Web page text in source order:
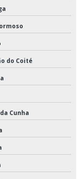
do Coité
Cunha